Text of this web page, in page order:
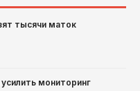
тысячи маток
мониторинг